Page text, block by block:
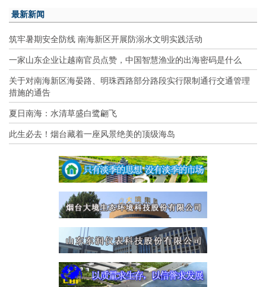
最新新闻
筑牢暑期安全防线 南海新区开展防溺水文明实践活动
一家山东企业让越南官员点赞，中国智慧渔业的出海密码是什么
关于对南海新区海晏路、明珠西路部分路段实行限制通行交通管理
措施的通告
夏日南海：水清草盛白鹭翩飞
此生必去！烟台藏着一座风景绝美的顶级海岛